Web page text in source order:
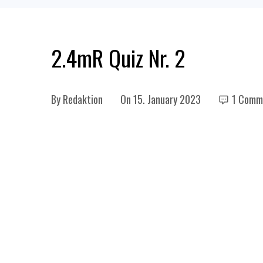
2.4mR Quiz Nr. 2
ByRedaktion On15. January 2023 1